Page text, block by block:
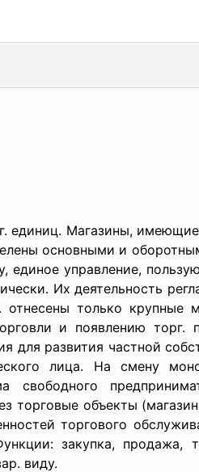
единиц. Магазины,
основными и
единое управление,
Их деятельность
только крупные
и появлению торг.
для развития частной
лица. На смену
торговые объекты
торгового
закупка, продажа,
виду.